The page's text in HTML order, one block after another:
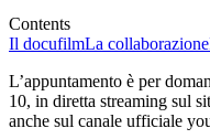
Contents
Il docufilmLa collaborazione
L’appuntamento è per
10, in diretta streaming sul
anche sul canale ufficiale